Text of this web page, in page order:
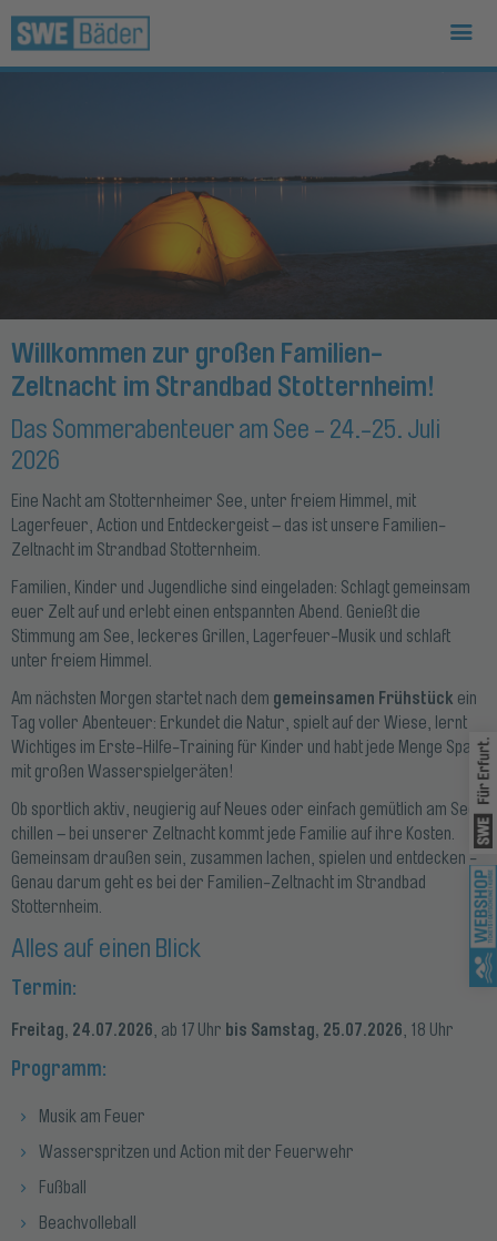
Willkommen zur großen Familien-
Zeltnacht im Strandbad Stotternheim!
Das Sommerabenteuer am See - 24.-25. Juli
2026
Eine Nacht am Stotternheimer See, unter freiem Himmel, mit
Lagerfeuer, Action und Entdeckergeist – das ist unsere Familien-
Zeltnacht im Strandbad Stotternheim.
Familien, Kinder und Jugendliche sind eingeladen: Schlagt gemeinsam
euer Zelt auf und erlebt einen entspannten Abend. Genießt die
Stimmung am See, leckeres Grillen, Lagerfeuer-Musik und schlaft
unter freiem Himmel.
Am nächsten Morgen startet nach dem gemeinsamen Frühstück ein
Tag voller Abenteuer: Erkundet die Natur, spielt auf der Wiese, lernt
Wichtiges im Erste-Hilfe-Training für Kinder und habt jede Menge Spaß
mit großen Wasserspielgeräten!
Ob sportlich aktiv, neugierig auf Neues oder einfach gemütlich am See
chillen – bei unserer Zeltnacht kommt jede Familie auf ihre Kosten.
Gemeinsam draußen sein, zusammen lachen, spielen und entdecken -
Genau darum geht es bei der Familien-Zeltnacht im Strandbad
Stotternheim.
Alles auf einen Blick
Termin:
Freitag, 24.07.2026, ab 17 Uhr bis Samstag, 25.07.2026, 18 Uhr
Programm:
Musik am Feuer
Wasserspritzen und Action mit der Feuerwehr
Fußball
Beachvolleball